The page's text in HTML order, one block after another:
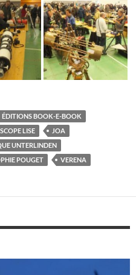
ÉDITIONS BOOK-E-BOOK
LISE
JOA
UNTERLINDEN
POUGET VERENA